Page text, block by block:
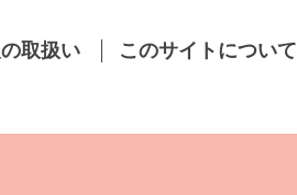
取扱い このサイトについて